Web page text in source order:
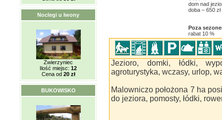
Noclegi u Iwony
Zwierzyniec
Ilość miejsc: 12
Cena od 20 zł
BUKOWISKO
dom nad
doba – 650
Poza
rabat 10 %
Jezioro, domki, łódki,
agroturystyka, wczasy, urlop,
Malowniczo położona 7 ha
do jeziora, pomosty, łódki,